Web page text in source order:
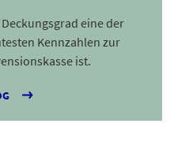
eine der
Kennzahlen zur
ist.